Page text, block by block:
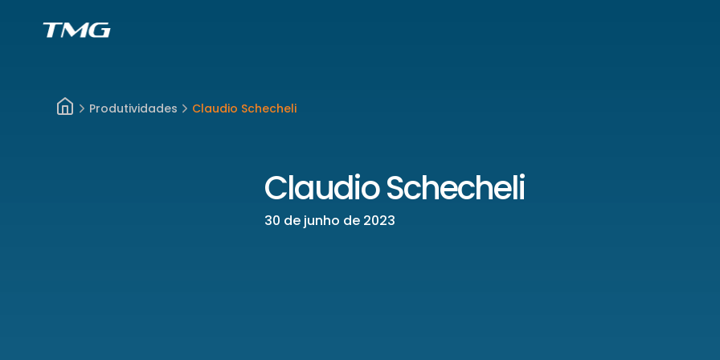
Produtividades Claudio Schecheli
Claudio Schecheli
30 de junho de 2023